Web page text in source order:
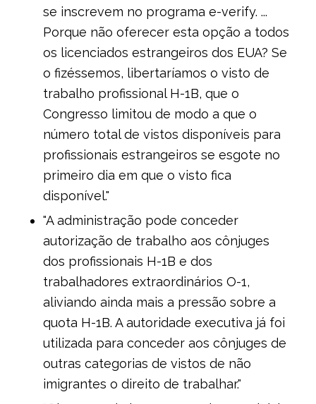
se inscrevem no programa e-verify. ...
Porque não oferecer esta opção a todos
os licenciados estrangeiros dos EUA? Se
o fizéssemos, libertaríamos o visto de
trabalho profissional H-1B, que o
Congresso limitou de modo a que o
número total de vistos disponíveis para
profissionais estrangeiros se esgote no
primeiro dia em que o visto fica
disponível."
"A administração pode conceder
autorização de trabalho aos cônjuges
dos profissionais H-1B e dos
trabalhadores extraordinários O-1,
aliviando ainda mais a pressão sobre a
quota H-1B. A autoridade executiva já foi
utilizada para conceder aos cônjuges de
outras categorias de vistos de não
imigrantes o direito de trabalhar."